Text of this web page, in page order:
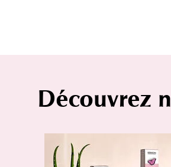
Découvrez